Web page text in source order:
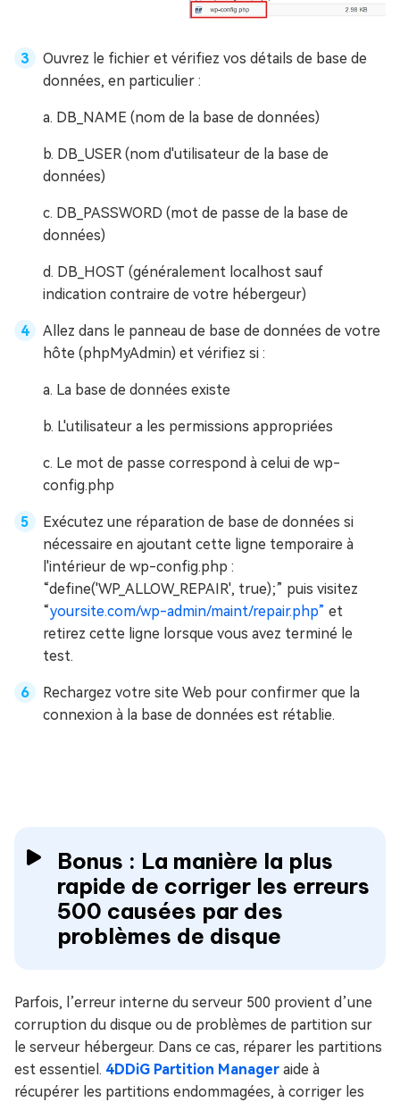
Ouvrez le fichier et vérifiez vos détails de base de
données, en particulier :
a. DB_NAME (nom de la base de données)
b. DB_USER (nom d'utilisateur de la base de
données)
c. DB_PASSWORD (mot de passe de la base de
données)
d. DB_HOST (généralement localhost sauf
indication contraire de votre hébergeur)
Allez dans le panneau de base de données de votre
hôte (phpMyAdmin) et vérifiez si :
a. La base de données existe
b. L'utilisateur a les permissions appropriées
c. Le mot de passe correspond à celui de wp-
config.php
Exécutez une réparation de base de données si
nécessaire en ajoutant cette ligne temporaire à
l'intérieur de wp-config.php :
“define('WP_ALLOW_REPAIR', true);” puis visitez
“yoursite.com/wp-admin/maint/repair.php” et
retirez cette ligne lorsque vous avez terminé le
test.
Rechargez votre site Web pour confirmer que la
connexion à la base de données est rétablie.
Bonus : La manière la plus
rapide de corriger les erreurs
500 causées par des
problèmes de disque
Parfois, l’erreur interne du serveur 500 provient d’une
corruption du disque ou de problèmes de partition sur
le serveur hébergeur. Dans ce cas, réparer les partitions
est essentiel. 4DDiG Partition Manager aide à
récupérer les partitions endommagées, à corriger les